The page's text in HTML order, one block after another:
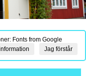
Fonts from Google
Jag förstår